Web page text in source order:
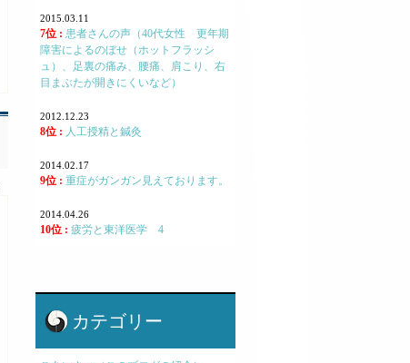
2015.03.11
7位 : 患者さんの声（40代女性 更年期
障害によるのぼせ（ホットフラッシ
ュ）、足裏の痛み、腰痛、肩こり、右
目まぶたが開きにくいなど）
2012.12.23
8位 : 人工授精と鍼灸
2014.02.17
9位 : 重症がガンガン見えております。
2014.04.26
10位 : 疲労と東洋医学 4
カテゴリー